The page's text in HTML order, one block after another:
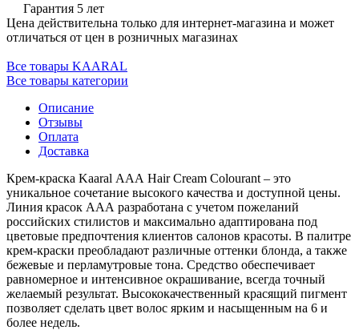
Гарантия 5 лет
Цена действительна только для интернет-магазина и может
отличаться от цен в розничных магазинах
Все товары KAARAL
Все товары категории
Описание
Отзывы
Оплата
Доставка
Крем-краска Kaaral ААА Hair Cream Colourant – это
уникальное сочетание высокого качества и доступной цены.
Линия красок ААА разработана с учетом пожеланий
российских стилистов и максимально адаптирована под
цветовые предпочтения клиентов салонов красоты. В палитре
крем-краски преобладают различные оттенки блонда, а также
бежевые и перламутровые тона. Средство обеспечивает
равномерное и интенсивное окрашивание, всегда точный
желаемый результат. Высококачественный красящий пигмент
позволяет сделать цвет волос ярким и насыщенным на 6 и
более недель.